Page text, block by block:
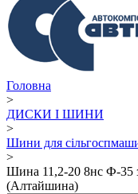
Головна
>
ДИСКИ І ШИНИ
>
Шини для
>
Шина 11,2-20 8нс Ф-35
(Алтайшина)